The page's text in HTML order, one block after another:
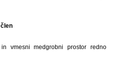
vmesni medgrobni prostor redno